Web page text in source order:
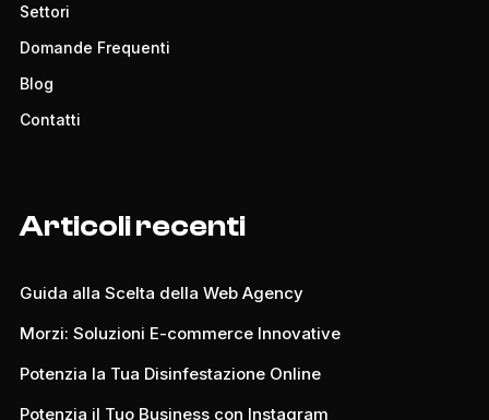
Settori
Domande Frequenti
Blog
Contatti
Articoli recenti
Guida alla Scelta della Web Agency
Morzi: Soluzioni E-commerce Innovative
Potenzia la Tua Disinfestazione Online
Potenzia il Tuo Business con Instagram